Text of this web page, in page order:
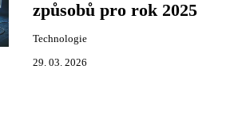
způsobů pro rok 2025
Technologie
29. 03. 2026